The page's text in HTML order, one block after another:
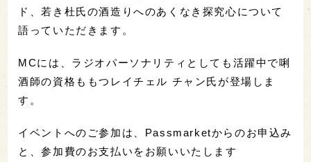
ド、若き杜氏の酒造りへのあくなき探究心について
語っていただきます。
MCには、ラジオパーソナリティとしても活躍中で唎
酒師の資格ももつレイチェル チャン氏が登場しま
す。
イベントへのご参加は、Passmarketからのお申込み
と、参加費のお支払いをお願いいたします